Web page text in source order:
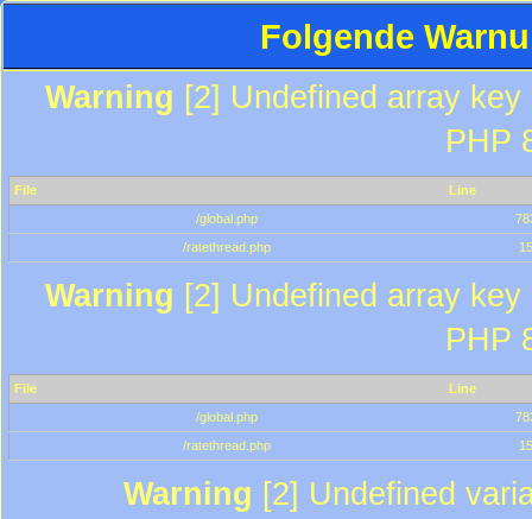
Folgende
Warning [2] Undefined array
PHP
File
Line
/global.php
/ratethread.php
15
Warning [2] Undefined array
PHP
File
Line
/global.php
/ratethread.php
15
Warning [2] Undefined